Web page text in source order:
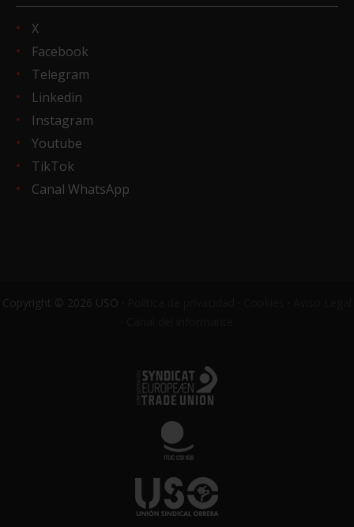
X
Facebook
Telegram
Linkedin
Instagram
Youtube
TikTok
Canal WhatsApp
Copyright © 2026 USO ·